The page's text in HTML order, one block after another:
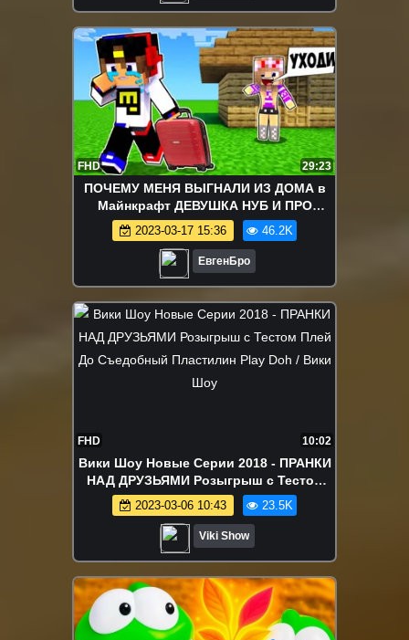
FHD 29:23
ПОЧЕМУ МЕНЯ ВЫГНАЛИ ИЗ ДОМА в
Майнкрафт ДЕВУШКА НУБ И ПРО
ТРОЛЛИНГ MINECRAFT
2023-03-17 15:36 46.2K
ЕвгенБро
FHD 10:02
Вики Шоу Новые Серии 2018 - ПРАНКИ
НАД ДРУЗЬЯМИ Розыгрыш с Тестом
Плей До Съедобный Пластилин Play
Doh / Вики Шоу
2023-03-06 10:43 23.5K
Viki Show